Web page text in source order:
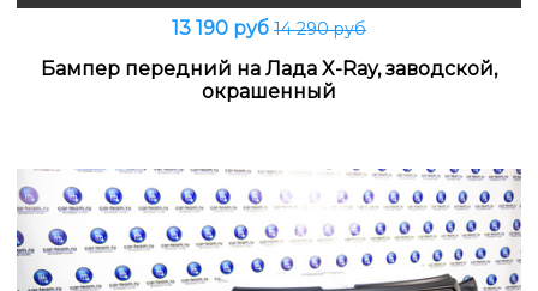
13 190 руб 14 290 руб
Бампер передний на Лада X-Ray, заводской,
окрашенный